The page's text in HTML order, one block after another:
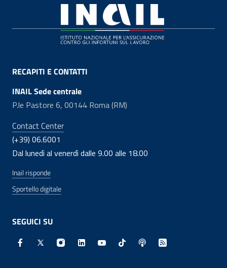
RECAPITI E CONTATTI
INAIL Sede centrale
P.le Pastore 6, 00144 Roma (RM)
Contact Center
(+39) 06.6001
Dal lunedì al venerdì dalle 9.00 alle 18.00
Inail risponde
Sportello digitale
SEGUICI SU
Facebook - Sito esterno - Apertura in nuova finestra
X - Sito esterno - Apertura in nuova finestra
Instagram - Sito esterno - Apertura in
Linkedin - Sito esterno - Apertura in
Youtube - Sito esterno -
TikTok - Sito esterno -
Spreaker - Sito
Feed RSS -